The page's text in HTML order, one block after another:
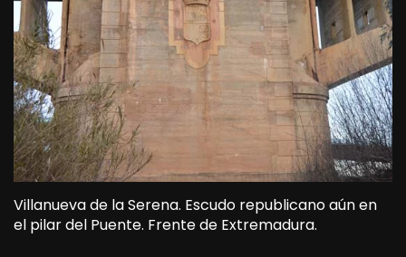
Villanueva de la Serena. Escudo republicano aún en
el pilar del Puente. Frente de Extremadura.